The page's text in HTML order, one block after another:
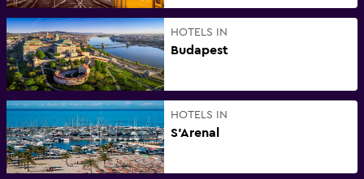
HOTELS IN
Budapest
HOTELS IN
S'Arenal